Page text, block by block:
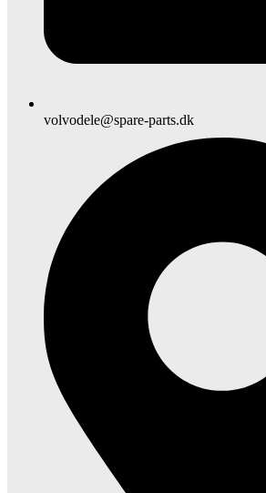
volvodele@spare-parts.dk